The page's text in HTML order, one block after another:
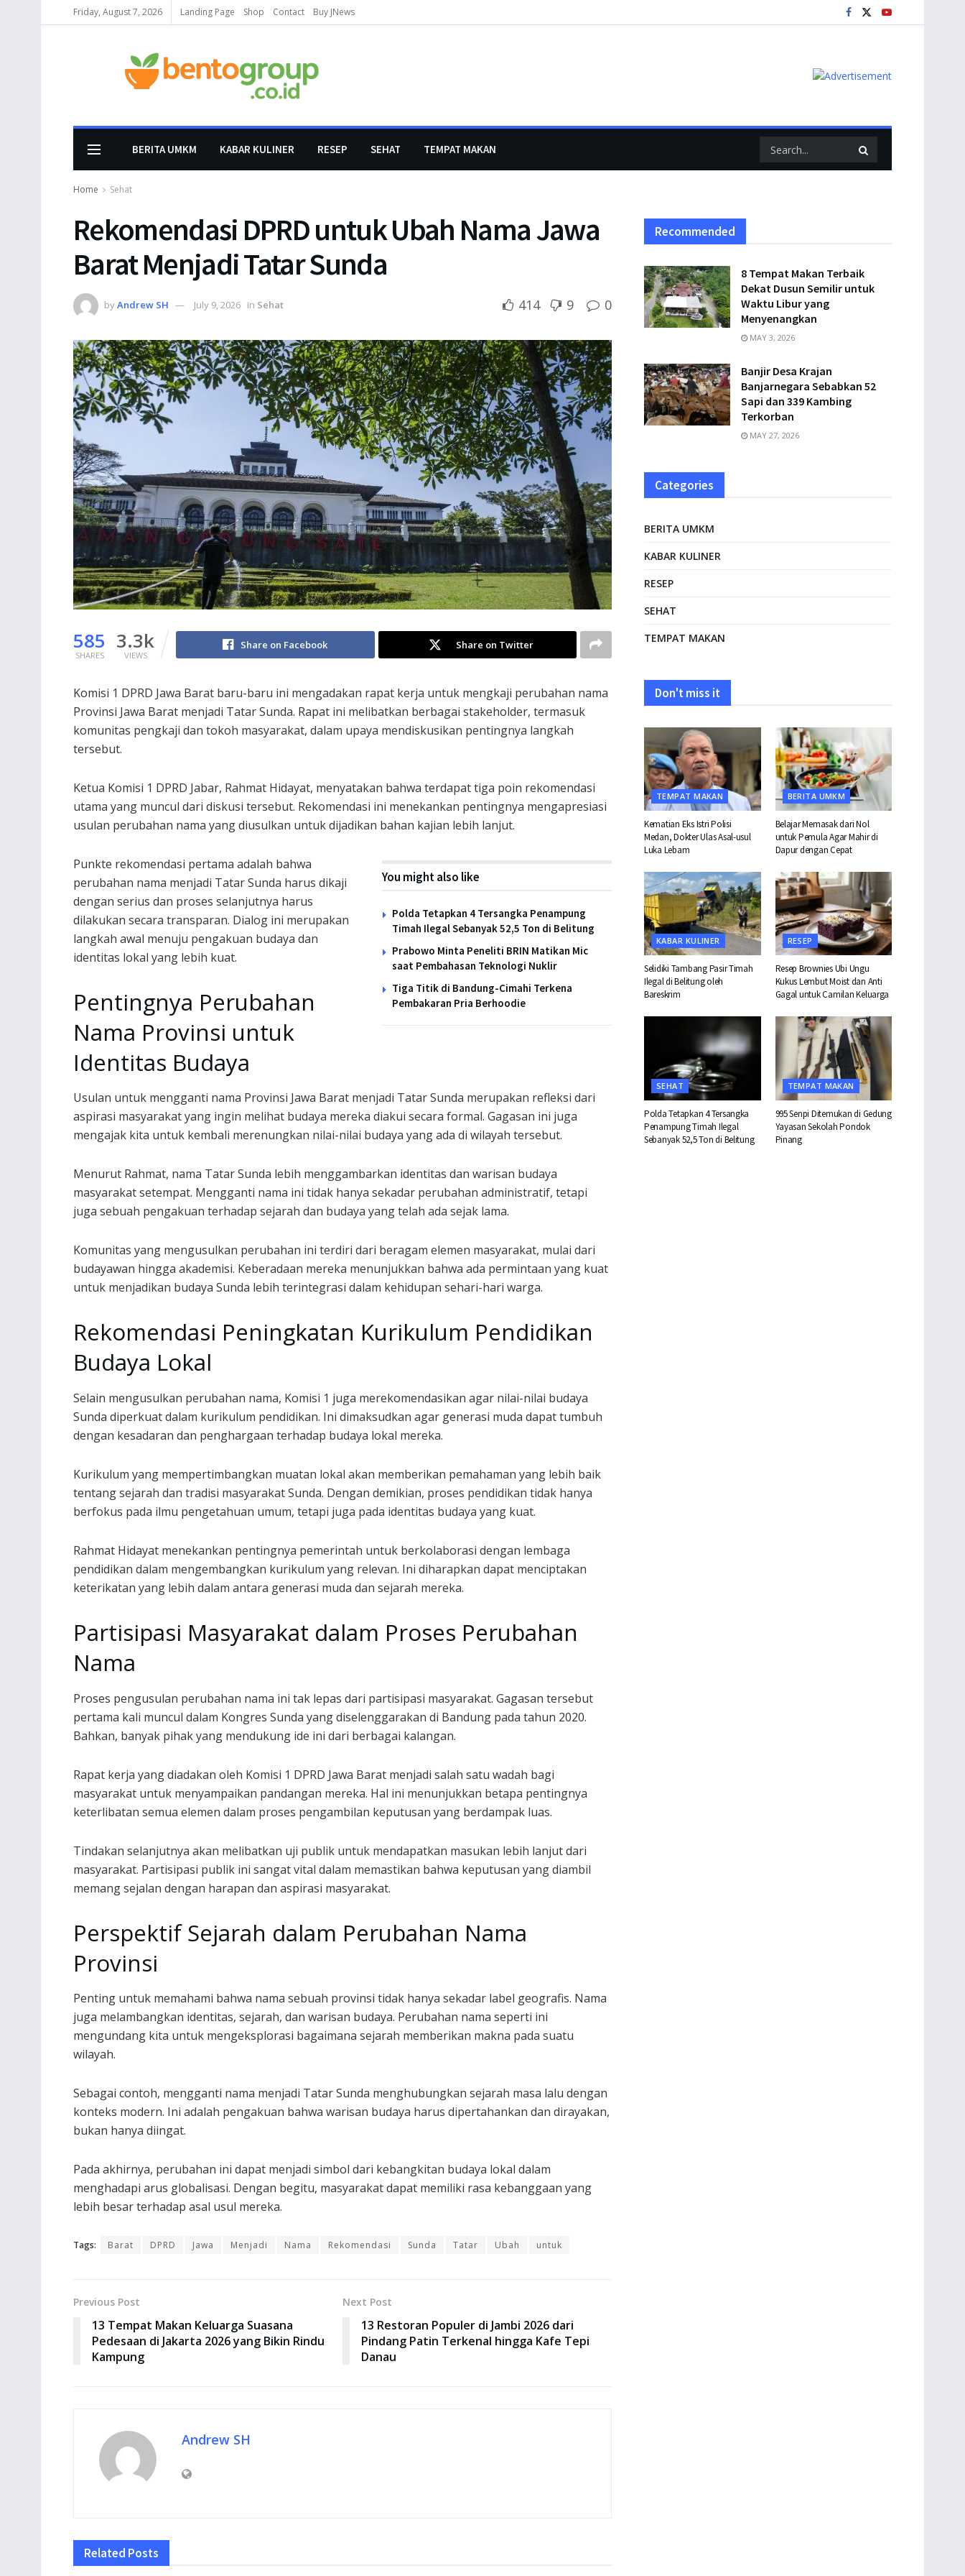
Friday, August 7, 2026 Landing Page Shop Contact Buy JNews
BERITA UMKM KABAR KULINER RESEP SEHAT TEMPAT MAKAN
Home Sehat
Rekomendasi DPRD untuk Ubah Nama Jawa
Barat Menjadi Tatar Sunda
byAndrew SH July 9, 2026 in Sehat 414 9 0
585
SHARES
3.3k
VIEWS
Share on Facebook Share on Twitter
Komisi 1 DPRD Jawa Barat baru-baru ini mengadakan rapat kerja untuk mengkaji perubahan nama
Provinsi Jawa Barat menjadi Tatar Sunda. Rapat ini melibatkan berbagai stakeholder, termasuk
komunitas pengkaji dan tokoh masyarakat, dalam upaya mendiskusikan pentingnya langkah
tersebut.
Ketua Komisi 1 DPRD Jabar, Rahmat Hidayat, menyatakan bahwa terdapat tiga poin rekomendasi
utama yang muncul dari diskusi tersebut. Rekomendasi ini menekankan pentingnya mengapresiasi
usulan perubahan nama yang diusulkan untuk dijadikan bahan kajian lebih lanjut.
You might also like
Polda Tetapkan 4 Tersangka Penampung
Timah Ilegal Sebanyak 52,5 Ton di Belitung
Prabowo Minta Peneliti BRIN Matikan Mic
saat Pembahasan Teknologi Nuklir
Tiga Titik di Bandung-Cimahi Terkena
Pembakaran Pria Berhoodie
Punkte rekomendasi pertama adalah bahwa
perubahan nama menjadi Tatar Sunda harus dikaji
dengan serius dan proses selanjutnya harus
dilakukan secara transparan. Dialog ini merupakan
langkah awal menuju pengakuan budaya dan
identitas lokal yang lebih kuat.
Pentingnya Perubahan
Nama Provinsi untuk
Identitas Budaya
Usulan untuk mengganti nama Provinsi Jawa Barat menjadi Tatar Sunda merupakan refleksi dari
aspirasi masyarakat yang ingin melihat budaya mereka diakui secara formal. Gagasan ini juga
mengajak kita untuk kembali merenungkan nilai-nilai budaya yang ada di wilayah tersebut.
Menurut Rahmat, nama Tatar Sunda lebih menggambarkan identitas dan warisan budaya
masyarakat setempat. Mengganti nama ini tidak hanya sekadar perubahan administratif, tetapi
juga sebuah pengakuan terhadap sejarah dan budaya yang telah ada sejak lama.
Komunitas yang mengusulkan perubahan ini terdiri dari beragam elemen masyarakat, mulai dari
budayawan hingga akademisi. Keberadaan mereka menunjukkan bahwa ada permintaan yang kuat
untuk menjadikan budaya Sunda lebih terintegrasi dalam kehidupan sehari-hari warga.
Rekomendasi Peningkatan Kurikulum Pendidikan
Budaya Lokal
Selain mengusulkan perubahan nama, Komisi 1 juga merekomendasikan agar nilai-nilai budaya
Sunda diperkuat dalam kurikulum pendidikan. Ini dimaksudkan agar generasi muda dapat tumbuh
dengan kesadaran dan penghargaan terhadap budaya lokal mereka.
Kurikulum yang mempertimbangkan muatan lokal akan memberikan pemahaman yang lebih baik
tentang sejarah dan tradisi masyarakat Sunda. Dengan demikian, proses pendidikan tidak hanya
berfokus pada ilmu pengetahuan umum, tetapi juga pada identitas budaya yang kuat.
Rahmat Hidayat menekankan pentingnya pemerintah untuk berkolaborasi dengan lembaga
pendidikan dalam mengembangkan kurikulum yang relevan. Ini diharapkan dapat menciptakan
keterikatan yang lebih dalam antara generasi muda dan sejarah mereka.
Partisipasi Masyarakat dalam Proses Perubahan
Nama
Proses pengusulan perubahan nama ini tak lepas dari partisipasi masyarakat. Gagasan tersebut
pertama kali muncul dalam Kongres Sunda yang diselenggarakan di Bandung pada tahun 2020.
Bahkan, banyak pihak yang mendukung ide ini dari berbagai kalangan.
Rapat kerja yang diadakan oleh Komisi 1 DPRD Jawa Barat menjadi salah satu wadah bagi
masyarakat untuk menyampaikan pandangan mereka. Hal ini menunjukkan betapa pentingnya
keterlibatan semua elemen dalam proses pengambilan keputusan yang berdampak luas.
Tindakan selanjutnya akan melibatkan uji publik untuk mendapatkan masukan lebih lanjut dari
masyarakat. Partisipasi publik ini sangat vital dalam memastikan bahwa keputusan yang diambil
memang sejalan dengan harapan dan aspirasi masyarakat.
Perspektif Sejarah dalam Perubahan Nama
Provinsi
Penting untuk memahami bahwa nama sebuah provinsi tidak hanya sekadar label geografis. Nama
juga melambangkan identitas, sejarah, dan warisan budaya. Perubahan nama seperti ini
mengundang kita untuk mengeksplorasi bagaimana sejarah memberikan makna pada suatu
wilayah.
Sebagai contoh, mengganti nama menjadi Tatar Sunda menghubungkan sejarah masa lalu dengan
konteks modern. Ini adalah pengakuan bahwa warisan budaya harus dipertahankan dan dirayakan,
bukan hanya diingat.
Pada akhirnya, perubahan ini dapat menjadi simbol dari kebangkitan budaya lokal dalam
menghadapi arus globalisasi. Dengan begitu, masyarakat dapat memiliki rasa kebanggaan yang
lebih besar terhadap asal usul mereka.
Tags: Barat DPRD Jawa Menjadi Nama Rekomendasi Sunda Tatar Ubah untuk
Previous Post
13 Tempat Makan Keluarga Suasana
Pedesaan di Jakarta 2026 yang Bikin Rindu
Kampung
Next Post
13 Restoran Populer di Jambi 2026 dari
Pindang Patin Terkenal hingga Kafe Tepi
Danau
Andrew SH
Related Posts
Recommended
8 Tempat Makan Terbaik
Dekat Dusun Semilir untuk
Waktu Libur yang
Menyenangkan
MAY 3, 2026
Banjir Desa Krajan
Banjarnegara Sebabkan 52
Sapi dan 339 Kambing
Terkorban
MAY 27, 2026
Categories
BERITA UMKM
KABAR KULINER
RESEP
SEHAT
TEMPAT MAKAN
Don't miss it
TEMPAT MAKAN
Kematian Eks Istri Polisi
Medan, Dokter Ulas Asal-usul
Luka Lebam
BERITA UMKM
Belajar Memasak dari Nol
untuk Pemula Agar Mahir di
Dapur dengan Cepat
KABAR KULINER
Selidiki Tambang Pasir Timah
Ilegal di Belitung oleh
Bareskrim
RESEP
Resep Brownies Ubi Ungu
Kukus Lembut Moist dan Anti
Gagal untuk Camilan Keluarga
SEHAT
Polda Tetapkan 4 Tersangka
Penampung Timah Ilegal
Sebanyak 52,5 Ton di Belitung
TEMPAT MAKAN
995 Senpi Ditemukan di Gedung
Yayasan Sekolah Pondok
Pinang